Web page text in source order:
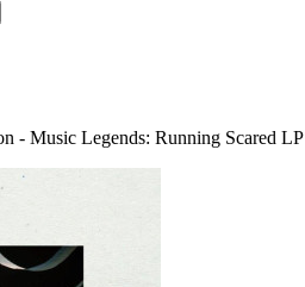
- Music Legends: Running Scared LP